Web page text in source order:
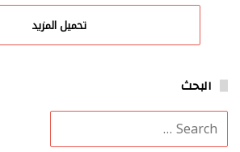
تحميل المزيد
البحث